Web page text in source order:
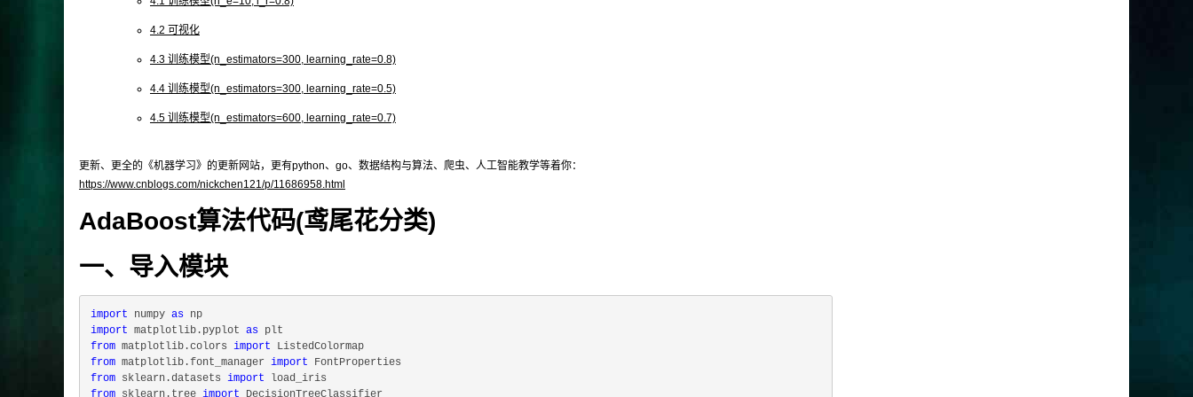
4.2 可视化
4.3 训练模型(n_estimators=300, learning_rate=0.8)
4.4 训练模型(n_estimators=300, learning_rate=0.5)
4.5 训练模型(n_estimators=600, learning_rate=0.7)
更新、更全的《机器学习》的更新网站，更有python、go、数据结构与算法、爬虫、人工智能教学等着你：
https://www.cnblogs.com/nickchen121/p/11686958.html
AdaBoost算法代码(鸢尾花分类)
一、导入模块
import numpy as
import matplotlib.pyplot as
from matplotlib.colors import
from matplotlib.font_manager import
from sklearn.datasets import
from sklearn.tree import